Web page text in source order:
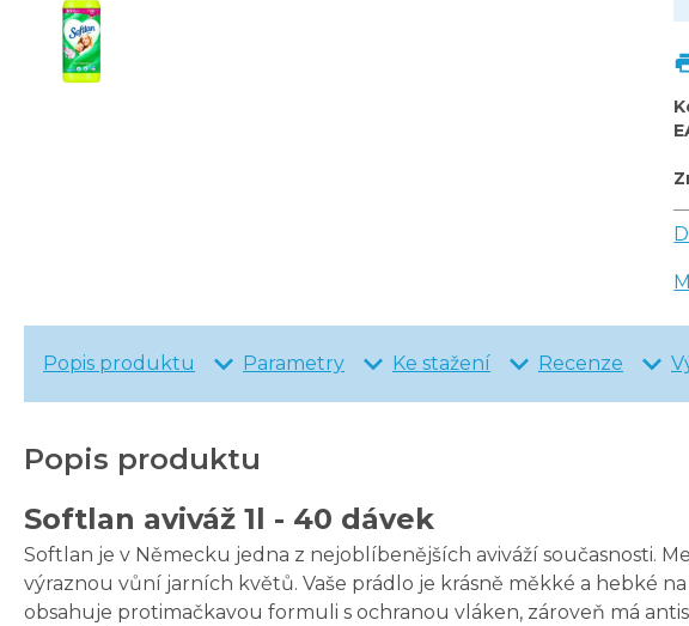
Popis produktu Parametry Ke stažení Recenze
Popis produktu
Softlan aviváž 1l - 40 dávek
Softlan je v Německu jedna z nejoblíbenějších aviváží současnosti.
výraznou vůní jarních květů. Vaše prádlo je krásně měkké a hebké
obsahuje protimačkavou formuli s ochranou vláken, zároveň má